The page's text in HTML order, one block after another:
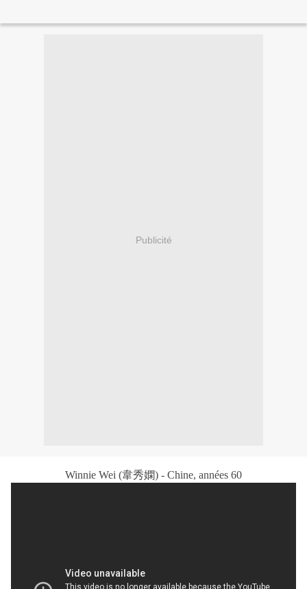
Publicité
Winnie Wei (韋秀嫻) - Chine, années 60